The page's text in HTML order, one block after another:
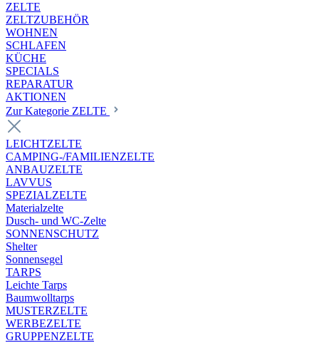
ZELTE
ZELTZUBEHÖR
WOHNEN
SCHLAFEN
KÜCHE
SPECIALS
REPARATUR
AKTIONEN
Zur Kategorie ZELTE
LEICHTZELTE
CAMPING-/FAMILIENZELTE
ANBAUZELTE
LAVVUS
SPEZIALZELTE
Materialzelte
Dusch- und WC-Zelte
SONNENSCHUTZ
Shelter
Sonnensegel
TARPS
Leichte Tarps
Baumwolltarps
MUSTERZELTE
WERBEZELTE
GRUPPENZELTE